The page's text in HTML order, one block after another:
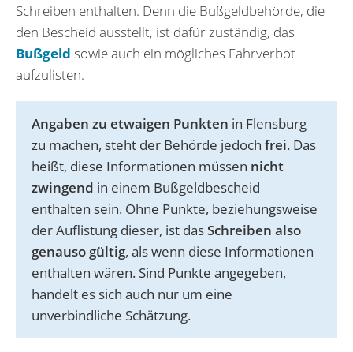
Schreiben enthalten. Denn die Bußgeldbehörde, die
den Bescheid ausstellt, ist dafür zuständig, das
Bußgeld sowie auch ein mögliches Fahrverbot
aufzulisten.
Angaben zu etwaigen Punkten in Flensburg
zu machen, steht der Behörde jedoch frei. Das
heißt, diese Informationen müssen nicht
zwingend in einem Bußgeldbescheid
enthalten sein. Ohne Punkte, beziehungsweise
der Auflistung dieser, ist dasSchreiben also
genauso gültig, als wenn diese Informationen
enthalten wären. Sind Punkte angegeben,
handelt es sich auch nur um eine
unverbindliche Schätzung.